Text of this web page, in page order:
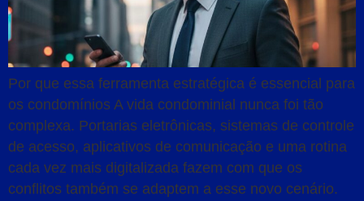
Por que essa ferramenta estratégica é essencial para
os condomínios A vida condominial nunca foi tão
complexa. Portarias eletrônicas, sistemas de controle
de acesso, aplicativos de comunicação e uma rotina
cada vez mais digitalizada fazem com que os
conflitos também se adaptem a esse novo cenário.